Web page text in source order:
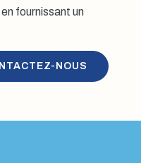
fournissant un
NOUS